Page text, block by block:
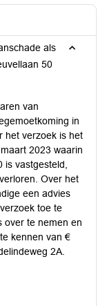
als
50
van
in
het verzoek is het
2023 waarin
vastgesteld,
Over het
een advies
toe te
over te nemen en
kennen van €
2A.